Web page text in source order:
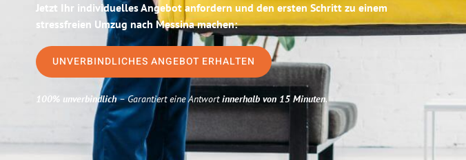
Jetzt Ihr individuelles Angebot anfordern und den ersten Schritt zu einem
stressfreien Umzug nach Messina machen:
UNVERBINDLICHES ANGEBOT ERHALTEN
100% unverbindlich– Garantiert eine Antwortinnerhalb von 15 Minuten.